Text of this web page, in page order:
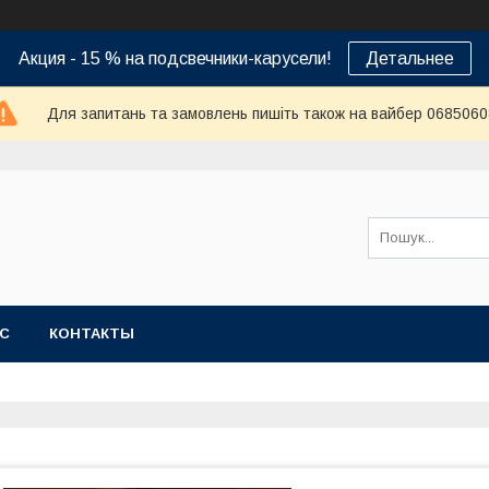
Акция - 15 % на подсвечники-карусели! Детальнее
Для запитань та замовлень пишіть також на вайбер
КОНТАКТЫ